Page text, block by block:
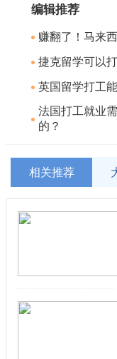
编辑推荐
赚翻了！马来
捷克留学可以
英国留学打工
法国打工就业
的？
相关推荐